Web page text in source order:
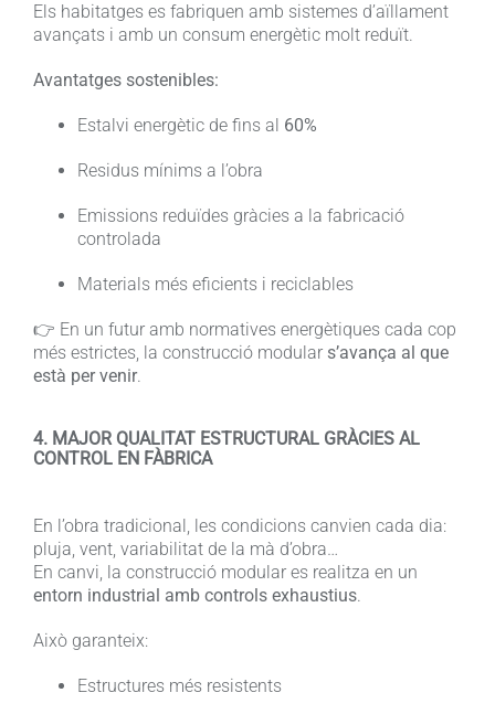
Els habitatges es fabriquen amb sistemes d’aïllament
avançats i amb un consum energètic molt reduït.
Avantatges sostenibles:
Estalvi energètic de fins al 60%
Residus mínims a l’obra
Emissions reduïdes gràcies a la fabricació
controlada
Materials més eficients i reciclables
👉 En un futur amb normatives energètiques cada cop
més estrictes, la construcció modular s’avança al que
està per venir.
4. MAJOR QUALITAT ESTRUCTURAL GRÀCIES AL
CONTROL EN FÀBRICA
En l’obra tradicional, les condicions canvien cada dia:
pluja, vent, variabilitat de la mà d’obra…
En canvi, la construcció modular es realitza en un
entorn industrial amb controls exhaustius.
Això garanteix:
Estructures més resistents